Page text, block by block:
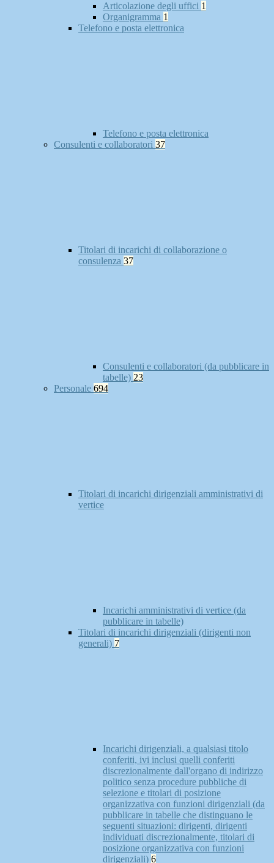
Articolazione degli uffici 1
Organigramma 1
Telefono e posta elettronica
Telefono e posta elettronica
Consulenti e collaboratori 37
Titolari di incarichi di collaborazione o
consulenza 37
Consulenti e collaboratori (da pubblicare in
tabelle) 23
Personale 694
Titolari di incarichi dirigenziali amministrativi di
vertice
Incarichi amministrativi di vertice (da
pubblicare in tabelle)
Titolari di incarichi dirigenziali (dirigenti non
generali) 7
Incarichi dirigenziali, a qualsiasi titolo
conferiti, ivi inclusi quelli conferiti
discrezionalmente dall'organo di indirizzo
politico senza procedure pubbliche di
selezione e titolari di posizione
organizzativa con funzioni dirigenziali (da
pubblicare in tabelle che distinguano le
seguenti situazioni: dirigenti, dirigenti
individuati discrezionalmente, titolari di
posizione organizzativa con funzioni
dirigenziali) 6